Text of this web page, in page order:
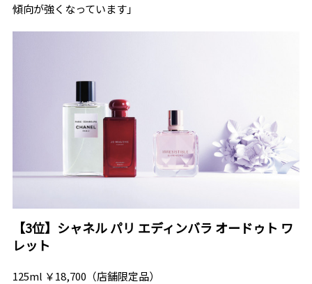
傾向が強くなっています」
【3位】シャネル パリ エディンバラ オードゥト ワ
レット
125ml ￥18,700（店舗限定品）